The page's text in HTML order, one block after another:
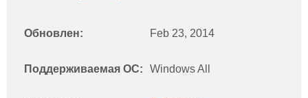
Обновлен: Feb 23, 2014
Поддерживаемая ОС: Windows All